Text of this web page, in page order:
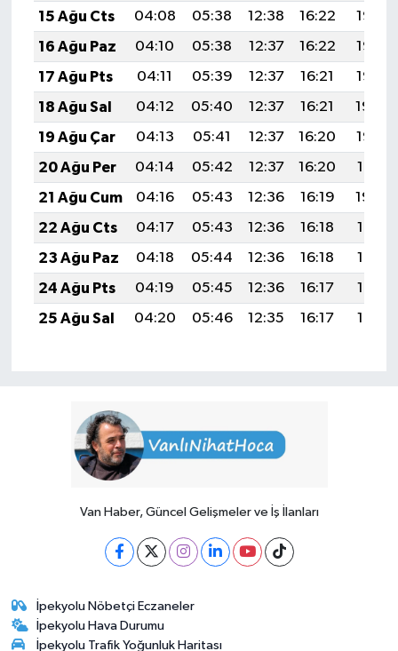
15 Ağu Cts
04:08 05:38 12:38 16:22
19:28
16 Ağu Paz
04:10 05:38 12:37 16:22
19:27
17 Ağu Pts
04:11 05:39 12:37 16:21
19:25
18 Ağu Sal
04:12 05:40 12:37 16:21
19:24
19 Ağu Çar
04:13 05:41 12:37 16:20
19:23
20 Ağu Per
04:14 05:42 12:37 16:20
19:21
21 Ağu Cum
04:16 05:43 12:36 16:19
19:20
22 Ağu Cts
04:17 05:43 12:36 16:18
19:19
23 Ağu Paz
04:18 05:44 12:36 16:18
19:18
24 Ağu Pts
04:19 05:45 12:36 16:17
19:16
25 Ağu Sal
04:20 05:46 12:35 16:17 19:15
Van Haber, Güncel Gelişmeler ve İş İlanları
İpekyolu Nöbetçi Eczaneler
İpekyolu Hava Durumu
İpekyolu Trafik Yoğunluk Haritası